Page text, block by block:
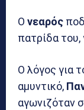
Ο νεαρός
πατρίδα του,
Ο λόγος για
αμυντικό,
αγωνιζόταν